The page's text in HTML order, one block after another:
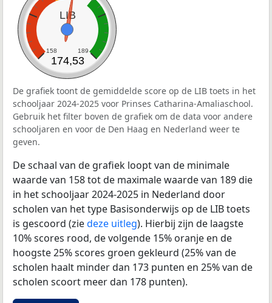
LIB
158 189
174,53
De grafiek toont de gemiddelde score op de LIB toets in het
schooljaar 2024-2025 voor Prinses Catharina-Amaliaschool.
Gebruik het filter boven de grafiek om de data voor andere
schooljaren en voor de Den Haag en Nederland weer te
geven.
De schaal van de grafiek loopt van de minimale
waarde van 158 tot de maximale waarde van 189 die
in het schooljaar 2024-2025 in Nederland door
scholen van het type Basisonderwijs op de LIB toets
is gescoord (ziedeze uitleg). Hierbij zijn de laagste
10% scores rood, de volgende 15% oranje en de
hoogste 25% scores groen gekleurd (25% van de
scholen haalt minder dan 173 punten en 25% van de
scholen scoort meer dan 178 punten).